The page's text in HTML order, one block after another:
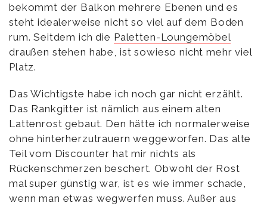
bekommt der Balkon mehrere Ebenen und es
steht idealerweise nicht so viel auf dem Boden
rum. Seitdem ich die Paletten-Loungemöbel
draußen stehen habe, ist sowieso nicht mehr viel
Platz.
Das Wichtigste habe ich noch gar nicht erzählt.
Das Rankgitter ist nämlich aus einem alten
Lattenrost gebaut. Den hätte ich normalerweise
ohne hinterherzutrauern weggeworfen. Das alte
Teil vom Discounter hat mir nichts als
Rückenschmerzen beschert. Obwohl der Rost
mal super günstig war, ist es wie immer schade,
wenn man etwas wegwerfen muss. Außer aus